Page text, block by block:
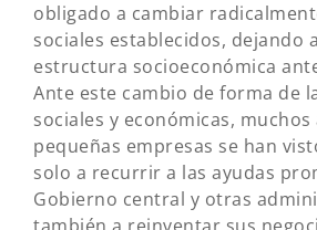
obligado a cambiar
sociales establecidos, dejando
estructura socioeconómica
Ante este cambio de forma de
sociales y económicas,
pequeñas empresas se han
solo a recurrir a las ayudas
Gobierno central y otras